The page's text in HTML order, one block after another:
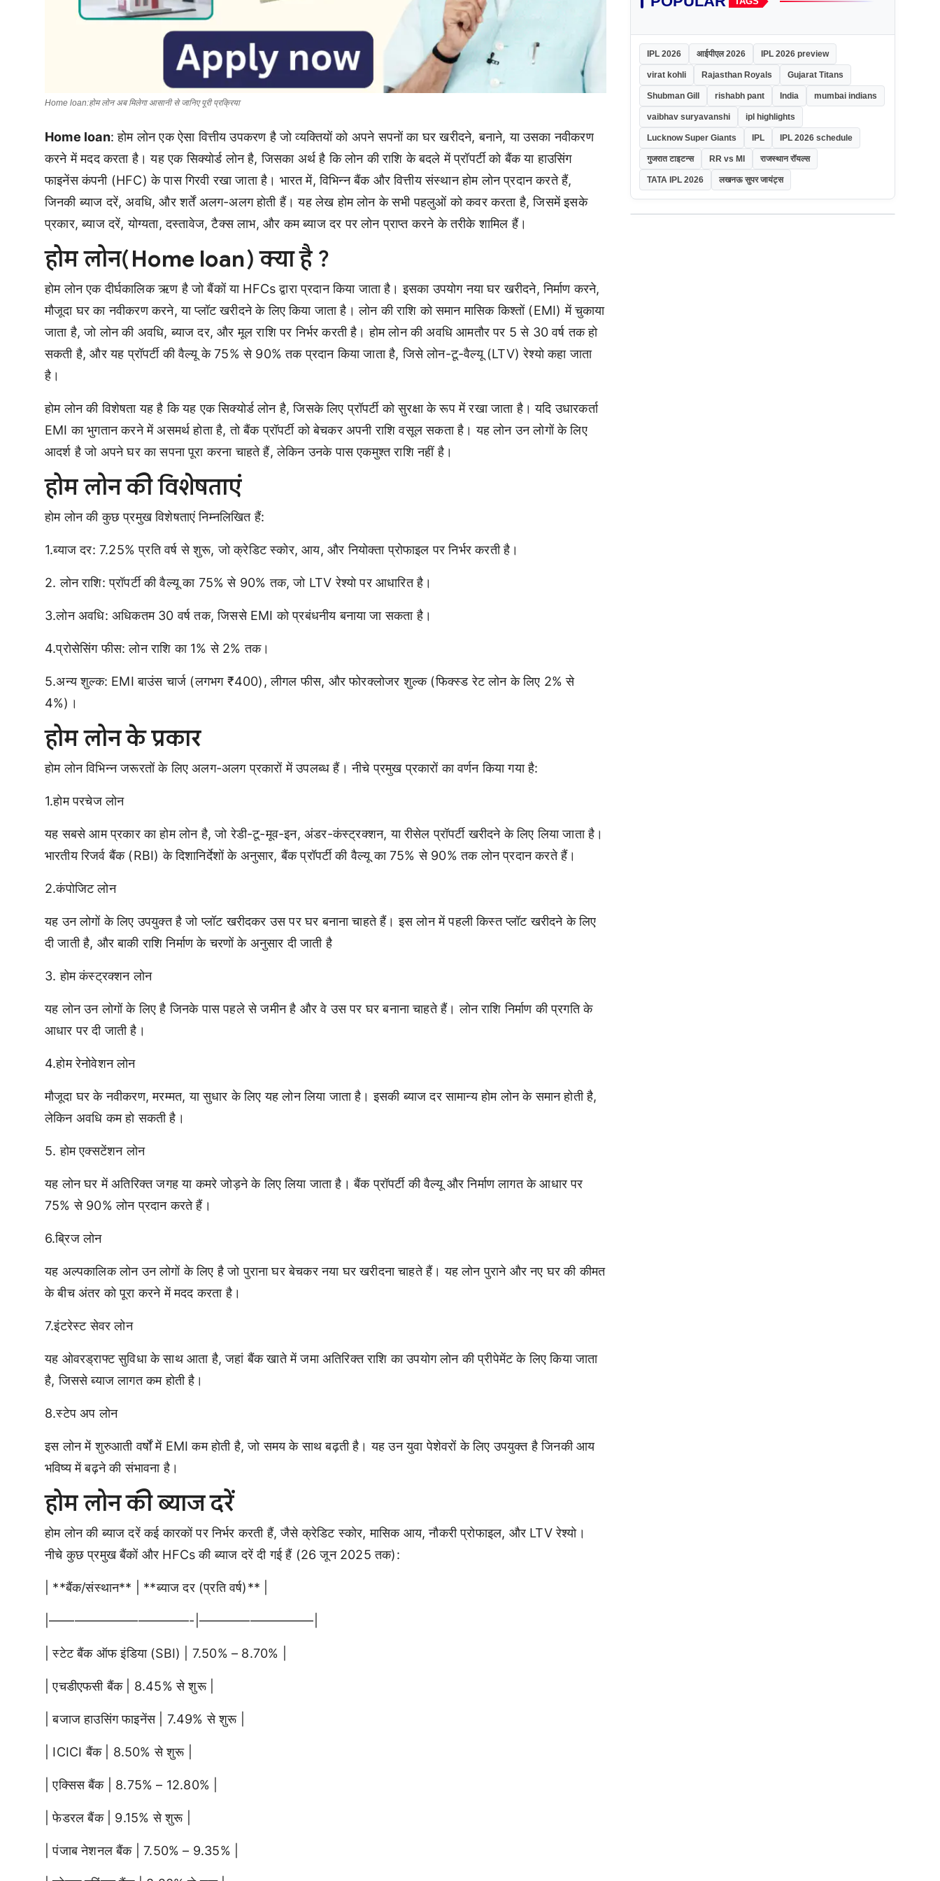
Home loan:होम लोन अब मिलेगा आसानी से जानिए पूरी प्रक्रिया
Home loan: होम लोन एक ऐसा वित्तीय उपकरण है जो व्यक्तियों को अपने सपनों का घर खरीदने, बनाने, या उसका नवीकरण
करने में मदद करता है। यह एक सिक्योर्ड लोन है, जिसका अर्थ है कि लोन की राशि के बदले में प्रॉपर्टी को बैंक या हाउसिंग
फाइनेंस कंपनी (HFC) के पास गिरवी रखा जाता है। भारत में, विभिन्न बैंक और वित्तीय संस्थान होम लोन प्रदान करते हैं,
जिनकी ब्याज दरें, अवधि, और शर्तें अलग-अलग होती हैं। यह लेख होम लोन के सभी पहलुओं को कवर करता है, जिसमें इसके
प्रकार, ब्याज दरें, योग्यता, दस्तावेज, टैक्स लाभ, और कम ब्याज दर पर लोन प्राप्त करने के तरीके शामिल हैं।
होम लोन(Home loan) क्या है ?
होम लोन एक दीर्घकालिक ऋण है जो बैंकों या HFCs द्वारा प्रदान किया जाता है। इसका उपयोग नया घर खरीदने, निर्माण करने,
मौजूदा घर का नवीकरण करने, या प्लॉट खरीदने के लिए किया जाता है। लोन की राशि को समान मासिक किश्तों (EMI) में चुकाया
जाता है, जो लोन की अवधि, ब्याज दर, और मूल राशि पर निर्भर करती है। होम लोन की अवधि आमतौर पर 5 से 30 वर्ष तक हो
सकती है, और यह प्रॉपर्टी की वैल्यू के 75% से 90% तक प्रदान किया जाता है, जिसे लोन-टू-वैल्यू (LTV) रेश्यो कहा जाता
है।
होम लोन की विशेषता यह है कि यह एक सिक्योर्ड लोन है, जिसके लिए प्रॉपर्टी को सुरक्षा के रूप में रखा जाता है। यदि उधारकर्ता
EMI का भुगतान करने में असमर्थ होता है, तो बैंक प्रॉपर्टी को बेचकर अपनी राशि वसूल सकता है। यह लोन उन लोगों के लिए
आदर्श है जो अपने घर का सपना पूरा करना चाहते हैं, लेकिन उनके पास एकमुश्त राशि नहीं है।
होम लोन की विशेषताएं
होम लोन की कुछ प्रमुख विशेषताएं निम्नलिखित हैं:
1.ब्याज दर: 7.25% प्रति वर्ष से शुरू, जो क्रेडिट स्कोर, आय, और नियोक्ता प्रोफाइल पर निर्भर करती है।
2. लोन राशि: प्रॉपर्टी की वैल्यू का 75% से 90% तक, जो LTV रेश्यो पर आधारित है।
3.लोन अवधि: अधिकतम 30 वर्ष तक, जिससे EMI को प्रबंधनीय बनाया जा सकता है।
4.प्रोसेसिंग फीस: लोन राशि का 1% से 2% तक।
5.अन्य शुल्क: EMI बाउंस चार्ज (लगभग ₹400), लीगल फीस, और फोरक्लोजर शुल्क (फिक्स्ड रेट लोन के लिए 2% से
4%)।
होम लोन के प्रकार
होम लोन विभिन्न जरूरतों के लिए अलग-अलग प्रकारों में उपलब्ध हैं। नीचे प्रमुख प्रकारों का वर्णन किया गया है:
1.होम परचेज लोन
यह सबसे आम प्रकार का होम लोन है, जो रेडी-टू-मूव-इन, अंडर-कंस्ट्रक्शन, या रीसेल प्रॉपर्टी खरीदने के लिए लिया जाता है।
भारतीय रिजर्व बैंक (RBI) के दिशानिर्देशों के अनुसार, बैंक प्रॉपर्टी की वैल्यू का 75% से 90% तक लोन प्रदान करते हैं।
2.कंपोजिट लोन
यह उन लोगों के लिए उपयुक्त है जो प्लॉट खरीदकर उस पर घर बनाना चाहते हैं। इस लोन में पहली किस्त प्लॉट खरीदने के लिए
दी जाती है, और बाकी राशि निर्माण के चरणों के अनुसार दी जाती है
3. होम कंस्ट्रक्शन लोन
यह लोन उन लोगों के लिए है जिनके पास पहले से जमीन है और वे उस पर घर बनाना चाहते हैं। लोन राशि निर्माण की प्रगति के
आधार पर दी जाती है।
4.होम रेनोवेशन लोन
मौजूदा घर के नवीकरण, मरम्मत, या सुधार के लिए यह लोन लिया जाता है। इसकी ब्याज दर सामान्य होम लोन के समान होती है,
लेकिन अवधि कम हो सकती है।
5. होम एक्सटेंशन लोन
यह लोन घर में अतिरिक्त जगह या कमरे जोड़ने के लिए लिया जाता है। बैंक प्रॉपर्टी की वैल्यू और निर्माण लागत के आधार पर
75% से 90% लोन प्रदान करते हैं।
6.ब्रिज लोन
यह अल्पकालिक लोन उन लोगों के लिए है जो पुराना घर बेचकर नया घर खरीदना चाहते हैं। यह लोन पुराने और नए घर की कीमत
के बीच अंतर को पूरा करने में मदद करता है।
7.इंटरेस्ट सेवर लोन
यह ओवरड्राफ्ट सुविधा के साथ आता है, जहां बैंक खाते में जमा अतिरिक्त राशि का उपयोग लोन की प्रीपेमेंट के लिए किया जाता
है, जिससे ब्याज लागत कम होती है।
8.स्टेप अप लोन
इस लोन में शुरुआती वर्षों में EMI कम होती है, जो समय के साथ बढ़ती है। यह उन युवा पेशेवरों के लिए उपयुक्त है जिनकी आय
भविष्य में बढ़ने की संभावना है।
होम लोन की ब्याज दरें
होम लोन की ब्याज दरें कई कारकों पर निर्भर करती हैं, जैसे क्रेडिट स्कोर, मासिक आय, नौकरी प्रोफाइल, और LTV रेश्यो।
नीचे कुछ प्रमुख बैंकों और HFCs की ब्याज दरें दी गई हैं (26 जून 2025 तक):
| **बैंक/संस्थान** | **ब्याज दर (प्रति वर्ष)** |
|———————————-|—————————|
| स्टेट बैंक ऑफ इंडिया (SBI) | 7.50% – 8.70% |
| एचडीएफसी बैंक | 8.45% से शुरू |
| बजाज हाउसिंग फाइनेंस | 7.49% से शुरू |
| ICICI बैंक | 8.50% से शुरू |
| एक्सिस बैंक | 8.75% – 12.80% |
| फेडरल बैंक | 9.15% से शुरू |
| पंजाब नेशनल बैंक | 7.50% – 9.35% |
IPL 2026 आईपीएल 2026 IPL 2026 preview
virat kohli Rajasthan Royals Gujarat Titans
Shubman Gill rishabh pant India mumbai indians
vaibhav suryavanshi ipl highlights
Lucknow Super Giants IPL IPL 2026 schedule
गुजरात टाइटन्स RR vs MI राजस्थान रॉयल्स
TATA IPL 2026 लखनऊ सुपर जायंट्स